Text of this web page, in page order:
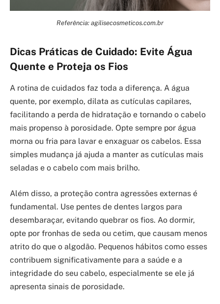
Referência: agilisecosmeticos.com.br
Dicas Práticas de Cuidado: Evite Água
Quente e Proteja os Fios
A rotina de cuidados faz toda a diferença. A água
quente, por exemplo, dilata as cutículas capilares,
facilitando a perda de hidratação e tornando o cabelo
mais propenso à porosidade. Opte sempre por água
morna ou fria para lavar e enxaguar os cabelos. Essa
simples mudança já ajuda a manter as cutículas mais
seladas e o cabelo com mais brilho.
Além disso, a proteção contra agressões externas é
fundamental. Use pentes de dentes largos para
desembaraçar, evitando quebrar os fios. Ao dormir,
opte por fronhas de seda ou cetim, que causam menos
atrito do que o algodão. Pequenos hábitos como esses
contribuem significativamente para a saúde e a
integridade do seu cabelo, especialmente se ele já
apresenta sinais de porosidade.